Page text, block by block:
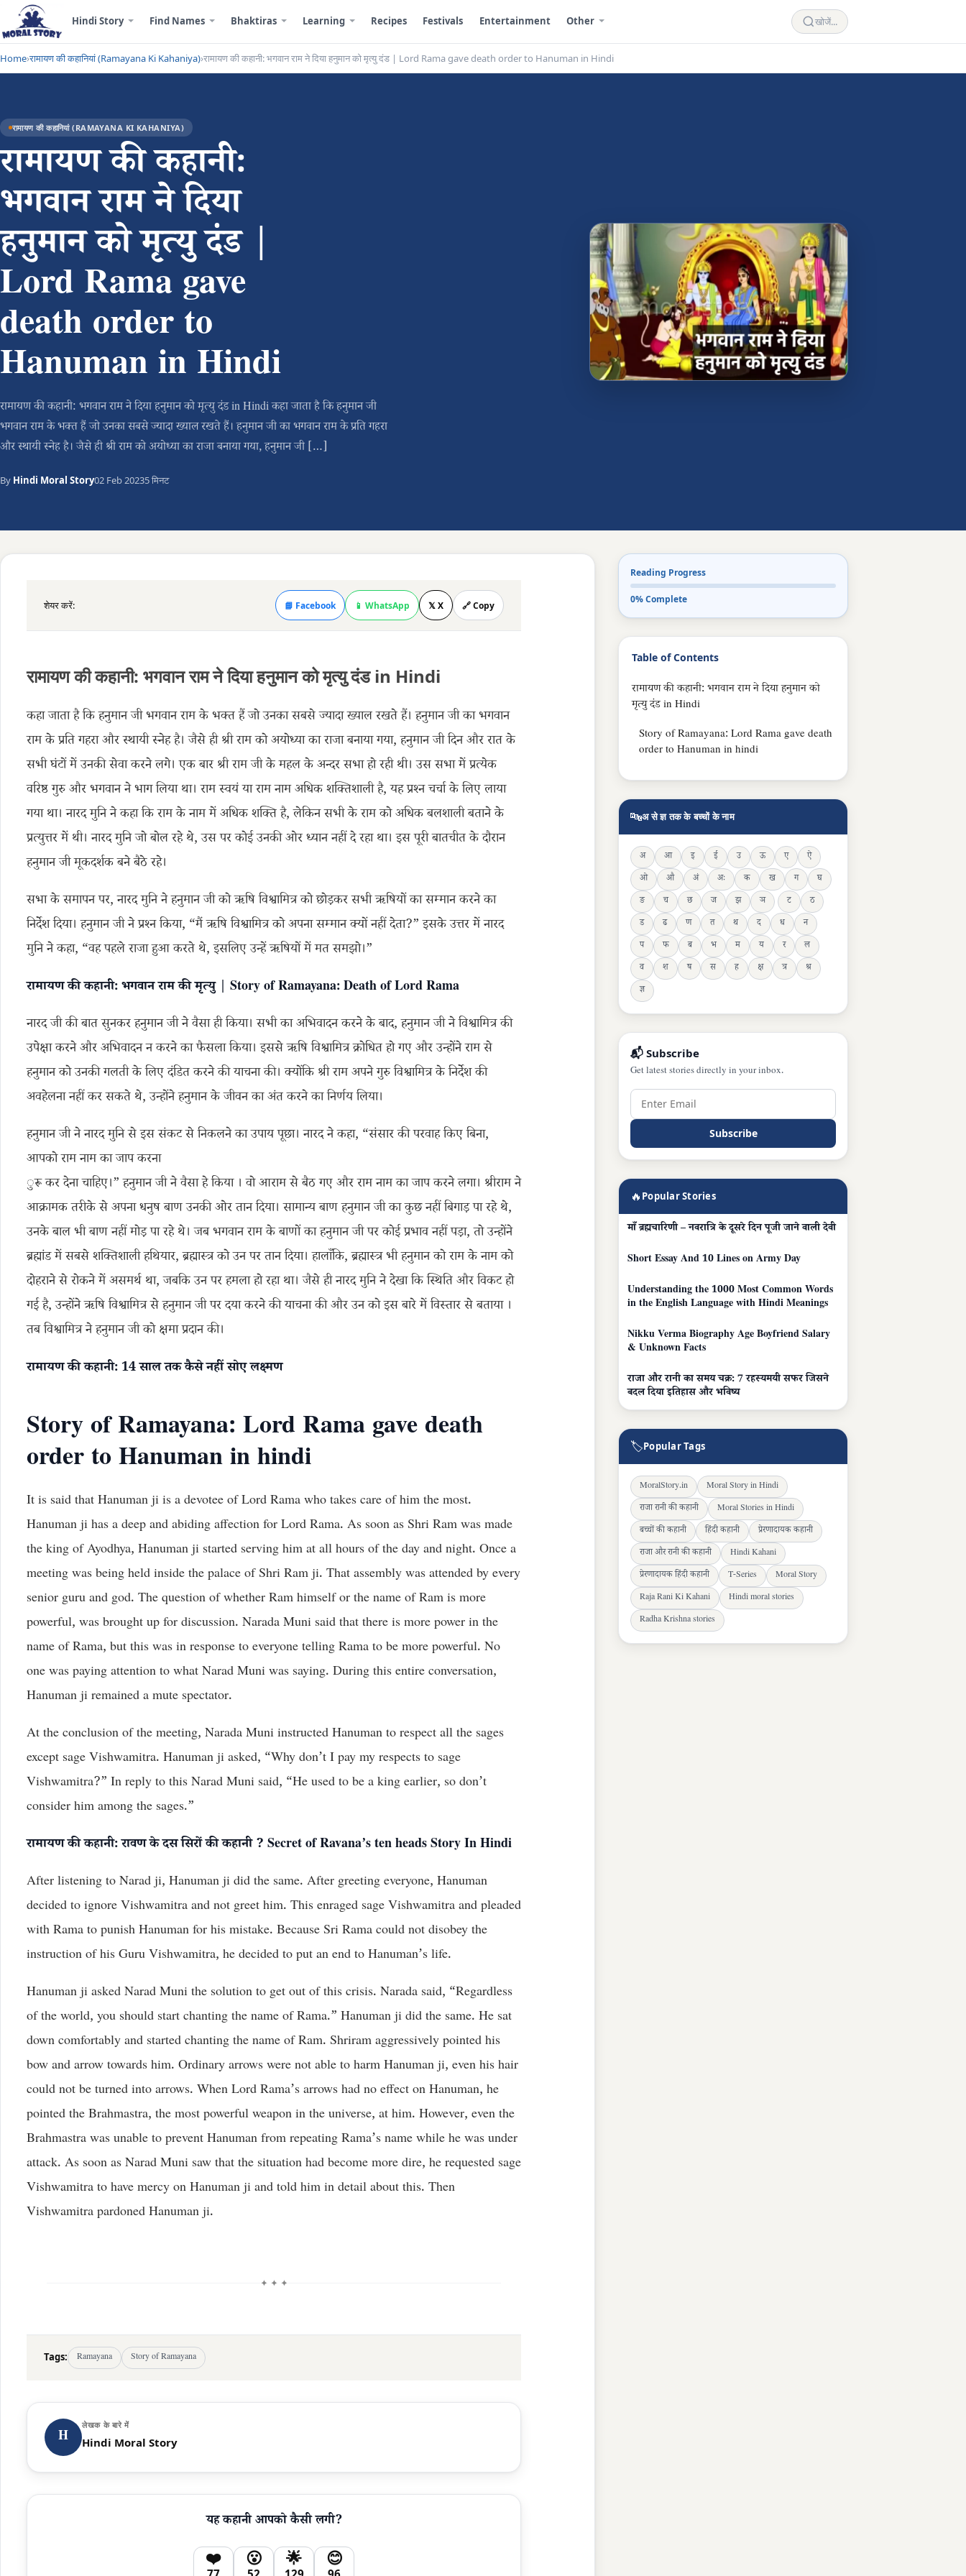
Hindi Story Find Names Bhaktiras Learning Recipes Festivals Entertainment Other खोजें...
Home›रामायण की कहानियां (Ramayana Ki Kahaniya)›रामायण की कहानी: भगवान राम ने दिया हनुमान को मृत्यु दंड | Lord Rama gave death order to Hanuman in Hindi
रामायण की कहानियां (RAMAYANA KI KAHANIYA)
रामायण की कहानी:
भगवान राम ने दिया
हनुमान को मृत्यु दंड |
Lord Rama gave
death order to
Hanuman in Hindi
रामायण की कहानी: भगवान राम ने दिया हनुमान को मृत्यु दंड in Hindi कहा जाता है कि हनुमान जी
भगवान राम के भक्त हैं जो उनका सबसे ज्यादा ख्याल रखते हैं। हनुमान जी का भगवान राम के प्रति गहरा
और स्थायी स्नेह है। जैसे ही श्री राम को अयोध्या का राजा बनाया गया, हनुमान जी […]
By Hindi Moral Story02 Feb 20235 मिनट
शेयर करें: 📘 Facebook 📱 WhatsApp 𝕏 X 🔗 Copy
रामायण की कहानी: भगवान राम ने दिया हनुमान को मृत्यु दंड in Hindi
कहा जाता है कि हनुमान जी भगवान राम के भक्त हैं जो उनका सबसे ज्यादा ख्याल रखते हैं। हनुमान जी का भगवान
राम के प्रति गहरा और स्थायी स्नेह है। जैसे ही श्री राम को अयोध्या का राजा बनाया गया, हनुमान जी दिन और रात के
सभी घंटों में उनकी सेवा करने लगे। एक बार श्री राम जी के महल के अन्दर सभा हो रही थी। उस सभा में प्रत्येक
वरिष्ठ गुरु और भगवान ने भाग लिया था। राम स्वयं या राम नाम अधिक शक्तिशाली है, यह प्रश्न चर्चा के लिए लाया
गया था। नारद मुनि ने कहा कि राम के नाम में अधिक शक्ति है, लेकिन सभी के राम को अधिक बलशाली बताने के
प्रत्युत्तर में थी। नारद मुनि जो बोल रहे थे, उस पर कोई उनकी ओर ध्यान नहीं दे रहा था। इस पूरी बातचीत के दौरान
हनुमान जी मूकदर्शक बने बैठे रहे।
सभा के समापन पर, नारद मुनि ने हनुमान जी को ऋषि विश्वामित्र को छोड़कर सभी ऋषियों का सम्मान करने का
निर्देश दिया। हनुमान जी ने प्रश्न किया, “मैं ऋषि विश्वामित्र को अपना सम्मान क्यों नहीं देता?” इसके उत्तर में नारद
मुनि ने कहा, “वह पहले राजा हुआ करते थे, इसलिए उन्हें ऋषियों में मत समझो।”
रामायण की कहानी: भगवान राम की मृत्यु | Story of Ramayana: Death of Lord Rama
नारद जी की बात सुनकर हनुमान जी ने वैसा ही किया। सभी का अभिवादन करने के बाद, हनुमान जी ने विश्वामित्र की
उपेक्षा करने और अभिवादन न करने का फैसला किया। इससे ऋषि विश्वामित्र क्रोधित हो गए और उन्होंने राम से
हनुमान को उनकी गलती के लिए दंडित करने की याचना की। क्योंकि श्री राम अपने गुरु विश्वामित्र के निर्देश की
अवहेलना नहीं कर सकते थे, उन्होंने हनुमान के जीवन का अंत करने का निर्णय लिया।
हनुमान जी ने नारद मुनि से इस संकट से निकलने का उपाय पूछा। नारद ने कहा, “संसार की परवाह किए बिना,
आपको राम नाम का जाप करना
ुरू कर देना चाहिए।” हनुमान जी ने वैसा हे किया । वो आराम से बैठ गए और राम नाम का जाप करने लगा। श्रीराम ने
आक्रामक तरीके से अपना धनुष बाण उनकी ओर तान दिया। सामान्य बाण हनुमान जी का कुछ नहीं बिगाड़ पा रहे थे,
उनके बाल भी बाण नहीं मोड़ पा रहे थे। जब भगवान राम के बाणों का हनुमान जी पर कोई प्रभाव नहीं पड़ा, तो उन्होंने
ब्रह्मांड में सबसे शक्तिशाली हथियार, ब्रह्मास्त्र को उन पर तान दिया। हालाँकि, ब्रह्मास्त्र भी हनुमान को राम के नाम को
दोहराने से रोकने में असमर्थ था, जबकि उन पर हमला हो रहा था। जैसे ही नारद मुनि ने देखा कि स्थिति और विकट हो
गई है, उन्होंने ऋषि विश्वामित्र से हनुमान जी पर दया करने की याचना की और उन को इस बारे में विस्तार से बताया ।
तब विश्वामित्र ने हनुमान जी को क्षमा प्रदान की।
रामायण की कहानी: 14 साल तक कैसे नहीं सोए लक्ष्मण
Story of Ramayana: Lord Rama gave death
order to Hanuman in hindi
It is said that Hanuman ji is a devotee of Lord Rama who takes care of him the most.
Hanuman ji has a deep and abiding affection for Lord Rama. As soon as Shri Ram was made
the king of Ayodhya, Hanuman ji started serving him at all hours of the day and night. Once a
meeting was being held inside the palace of Shri Ram ji. That assembly was attended by every
senior guru and god. The question of whether Ram himself or the name of Ram is more
powerful, was brought up for discussion. Narada Muni said that there is more power in the
name of Rama, but this was in response to everyone telling Rama to be more powerful. No
one was paying attention to what Narad Muni was saying. During this entire conversation,
Hanuman ji remained a mute spectator.
At the conclusion of the meeting, Narada Muni instructed Hanuman to respect all the sages
except sage Vishwamitra. Hanuman ji asked, “Why don’t I pay my respects to sage
Vishwamitra?” In reply to this Narad Muni said, “He used to be a king earlier, so don’t
consider him among the sages.”
रामायण की कहानी: रावण के दस सिरों की कहानी ? Secret of Ravana’s ten heads Story In Hindi
After listening to Narad ji, Hanuman ji did the same. After greeting everyone, Hanuman
decided to ignore Vishwamitra and not greet him. This enraged sage Vishwamitra and pleaded
with Rama to punish Hanuman for his mistake. Because Sri Rama could not disobey the
instruction of his Guru Vishwamitra, he decided to put an end to Hanuman’s life.
Hanuman ji asked Narad Muni the solution to get out of this crisis. Narada said, “Regardless
of the world, you should start chanting the name of Rama.” Hanuman ji did the same. He sat
down comfortably and started chanting the name of Ram. Shriram aggressively pointed his
bow and arrow towards him. Ordinary arrows were not able to harm Hanuman ji, even his hair
could not be turned into arrows. When Lord Rama’s arrows had no effect on Hanuman, he
pointed the Brahmastra, the most powerful weapon in the universe, at him. However, even the
Brahmastra was unable to prevent Hanuman from repeating Rama’s name while he was under
attack. As soon as Narad Muni saw that the situation had become more dire, he requested sage
Vishwamitra to have mercy on Hanuman ji and told him in detail about this. Then
Vishwamitra pardoned Hanuman ji.
✦ ✦ ✦
Tags: Ramayana Story of Ramayana
H
लेखक के बारे में
Hindi Moral Story
यह कहानी आपको कैसी लगी?
❤️ 😮 🌟 😊
Reading Progress
0% Complete
Table of Contents
रामायण की कहानी: भगवान राम ने दिया हनुमान को
मृत्यु दंड in Hindi
Story of Ramayana: Lord Rama gave death
order to Hanuman in hindi
🔤अ से ज्ञ तक के बच्चों के नाम
अ आ इ ई उ ऊ ए
ऐ
ओ
औ अं अः क ख ग
घ
ङ
च छ ज झ ञ ट
ठ
ड
ढ ण त थ द ध
न
प
फ ब भ म य र
ल
व
श ष स ह क्ष त्र
श्र
ज्ञ
📬 Subscribe
Get latest stories directly in your inbox.
Subscribe
🔥 Popular Stories
माँ ब्रह्मचारिणी – नवरात्रि के दूसरे दिन पूजी जाने वाली देवी
Short Essay And 10 Lines on Army Day
Understanding the 1000 Most Common Words
in the English Language with Hindi Meanings
Nikku Verma Biography Age Boyfriend Salary
& Unknown Facts
राजा और रानी का समय चक्र: 7 रहस्यमयी सफर जिसने
बदल दिया इतिहास और भविष्य
🏷Popular Tags
MoralStory.in
Moral Story in Hindi
राजा रानी की कहानी
Moral Stories in Hindi
बच्चों की कहानी
हिंदी कहानी
प्रेरणादायक कहानी
राजा और रानी की कहानी
Hindi Kahani
प्रेरणादायक हिंदी कहानी
T-Series
Moral Story
Raja Rani Ki Kahani
Hindi moral stories
Radha Krishna stories